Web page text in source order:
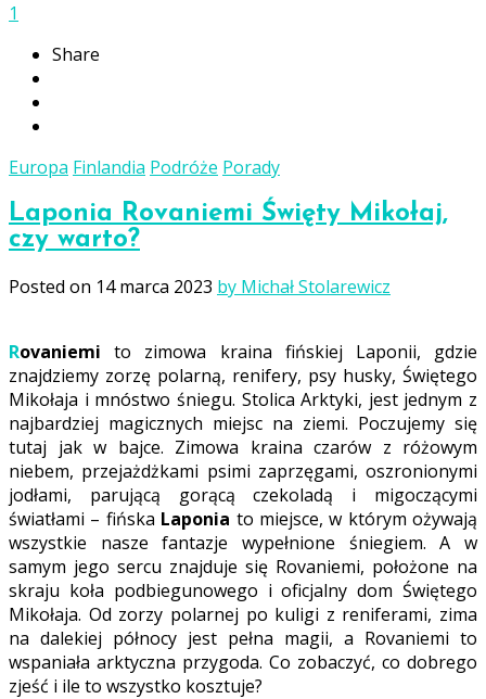
1
Share
Europa Finlandia Podróże Porady
Laponia Rovaniemi Święty Mikołaj,
czy warto?
Posted on 14 marca 2023 by Michał Stolarewicz
Rovaniemi to zimowa kraina fińskiej Laponii, gdzie
znajdziemy zorzę polarną, renifery, psy husky, Świętego
Mikołaja i mnóstwo śniegu. Stolica Arktyki, jest jednym z
najbardziej magicznych miejsc na ziemi. Poczujemy się
tutaj jak w bajce. Zimowa kraina czarów z różowym
niebem, przejażdżkami psimi zaprzęgami, oszronionymi
jodłami, parującą gorącą czekoladą i migoczącymi
światłami – fińska Laponia to miejsce, w którym ożywają
wszystkie nasze fantazje wypełnione śniegiem. A w
samym jego sercu znajduje się Rovaniemi, położone na
skraju koła podbiegunowego i oficjalny dom Świętego
Mikołaja. Od zorzy polarnej po kuligi z reniferami, zima
na dalekiej północy jest pełna magii, a Rovaniemi to
wspaniała arktyczna przygoda. Co zobaczyć, co dobrego
zjeść i ile to wszystko kosztuje?